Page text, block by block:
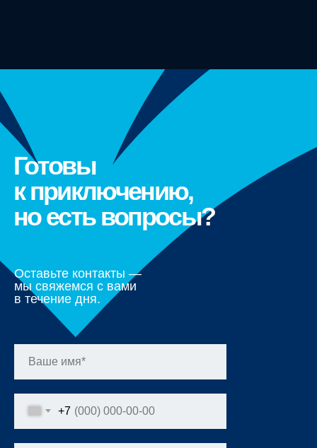
Готовы
к приключению,
но есть вопросы?
Оставьте контакты —
мы свяжемся с вами
в течение дня.
+7